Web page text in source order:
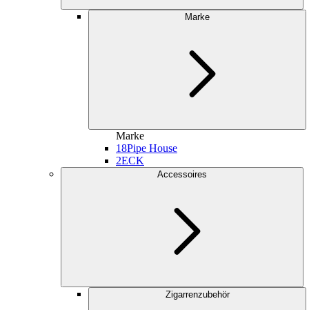
Marke
Marke
18Pipe House
2ECK
Accessoires
Zigarrenzubehör